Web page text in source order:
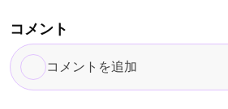
コメント
コ
メ